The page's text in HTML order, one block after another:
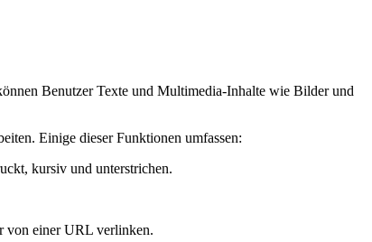
Benutzer Texte und Multimedia-Inhalte wie Bilder und
Einige dieser Funktionen umfassen:
kursiv und unterstrichen.
von einer URL verlinken.